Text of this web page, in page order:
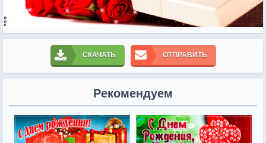
СКАЧАТЬ ОТПРАВИТЬ
Рекомендуем